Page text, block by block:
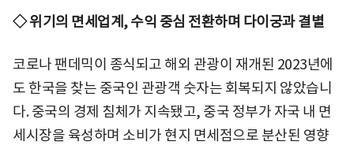
◇ 위기의 면세업계, 수익 중심 전환하며 다이궁과 결별
코로나 팬데믹이 종식되고 해외 관광이 재개된 2023년에
도 한국을 찾는 중국인 관광객 숫자는 회복되지 않았습니
다. 중국의 경제 침체가 지속됐고, 중국 정부가 자국 내 면
세시장을 육성하며 소비가 현지 면세점으로 분산된 영향